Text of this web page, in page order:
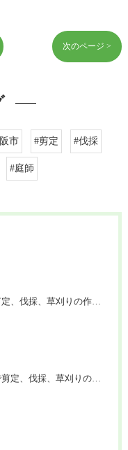
次のページ >
市 #剪定 #伐採
#庭師
奈良市、生駒市で剪定、伐採、草刈りの作業を頼むなら はなまる造園
和歌山市、岩出市で剪定、伐採、草刈りの作業を頼むなら はなまる造園